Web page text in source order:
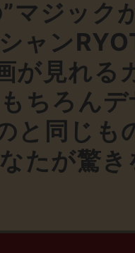
マジック
ャン
が見れる
ちろん
と同じも
たが驚